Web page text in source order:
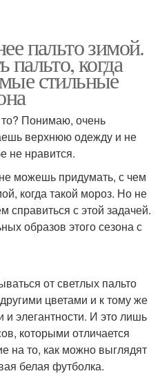
пальто зимой.
когда
стильные
то? Понимаю, очень
верхнюю одежду и не
не нравится.
можешь придумать, с чем
когда такой мороз. Но не
с этой задачей.
образов этого сезона с
от светлых пальто
цветами и к тому же
элегантности. И это лишь
которыми отличается
на то, как можно выглядят
белая футболка.